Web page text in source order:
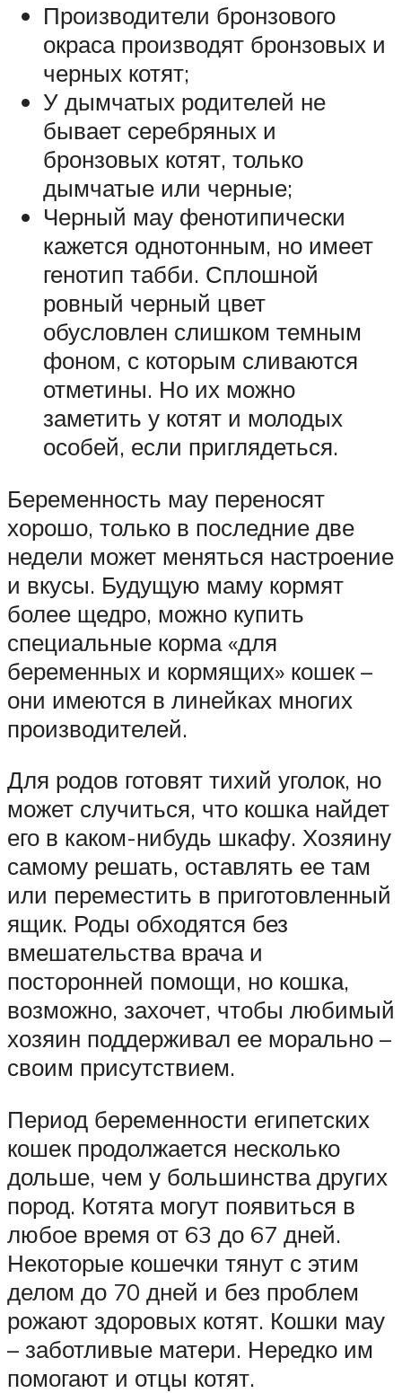
Производители бронзового
окраса производят бронзовых и
черных котят;
У дымчатых родителей не
бывает серебряных и
бронзовых котят, только
дымчатые или черные;
Черный мау фенотипически
кажется однотонным, но имеет
генотип табби. Сплошной
ровный черный цвет
обусловлен слишком темным
фоном, с которым сливаются
отметины. Но их можно
заметить у котят и молодых
особей, если приглядеться.
Беременность мау переносят
хорошо, только в последние две
недели может меняться настроение
и вкусы. Будущую маму кормят
более щедро, можно купить
специальные корма «для
беременных и кормящих» кошек –
они имеются в линейках многих
производителей.
Для родов готовят тихий уголок, но
может случиться, что кошка найдет
его в каком-нибудь шкафу. Хозяину
самому решать, оставлять ее там
или переместить в приготовленный
ящик. Роды обходятся без
вмешательства врача и
посторонней помощи, но кошка,
возможно, захочет, чтобы любимый
хозяин поддерживал ее морально –
своим присутствием.
Период беременности египетских
кошек продолжается несколько
дольше, чем у большинства других
пород. Котята могут появиться в
любое время от 63 до 67 дней.
Некоторые кошечки тянут с этим
делом до 70 дней и без проблем
рожают здоровых котят. Кошки мау
– заботливые матери. Нередко им
помогают и отцы котят.